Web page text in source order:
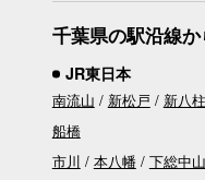
千葉県の駅沿線
JR東日本
南流山 新松戸 新八柱
船橋
市川
本八幡 下総中山